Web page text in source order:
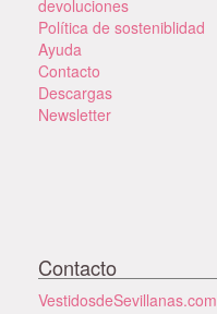
devoluciones
Política de sosteniblidad
Ayuda
Contacto
Descargas
Newsletter
Contacto
VestidosdeSevillanas.com